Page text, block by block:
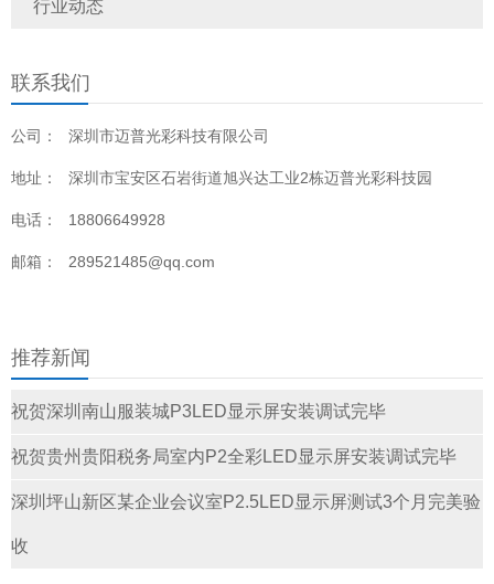
行业动态
联系我们
公司： 深圳市迈普光彩科技有限公司
地址： 深圳市宝安区石岩街道旭兴达工业2栋迈普光彩科技园
电话： 18806649928
邮箱： 289521485@qq.com
推荐新闻
祝贺深圳南山服装城P3LED显示屏安装调试完毕
祝贺贵州贵阳税务局室内P2全彩LED显示屏安装调试完毕
深圳坪山新区某企业会议室P2.5LED显示屏测试3个月完美验
收